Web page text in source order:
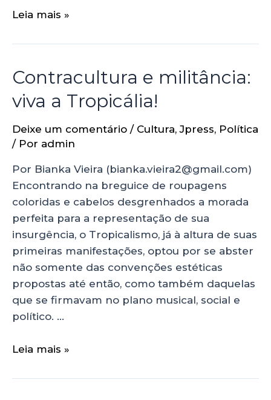
Leia mais »
Contracultura e militância:
viva a Tropicália!
Deixe um comentário / Cultura,Jpress, Política
/ Por admin
Por Bianka Vieira (bianka.vieira2@gmail.com)
Encontrando na breguice de roupagens
coloridas e cabelos desgrenhados a morada
perfeita para a representação de sua
insurgência, o Tropicalismo, já à altura de suas
primeiras manifestações, optou por se abster
não somente das convenções estéticas
propostas até então, como também daquelas
que se firmavam no plano musical, social e
político. …
Leia mais »